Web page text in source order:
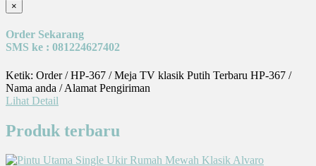
×
Order Sekarang
SMS ke : 081224627402
Ketik: Order / HP-367 / Meja TV klasik Putih Terbaru HP-367 /
Nama anda / Alamat Pengiriman
Lihat Detail
Produk terbaru